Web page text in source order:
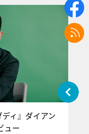
ディ』ダイアン
タビュー